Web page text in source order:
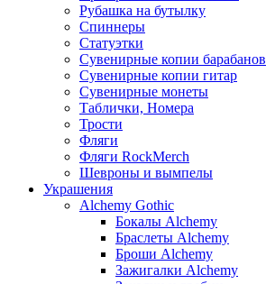
Рубашка на бутылку
Спиннеры
Статуэтки
Сувенирные копии барабанов
Сувенирные копии гитар
Сувенирные монеты
Таблички, Номера
Трости
Фляги
Фляги RockMerch
Шевроны и вымпелы
Украшения
Alchemy Gothic
Бокалы Alchemy
Браслеты Alchemy
Броши Alchemy
Зажигалки Alchemy